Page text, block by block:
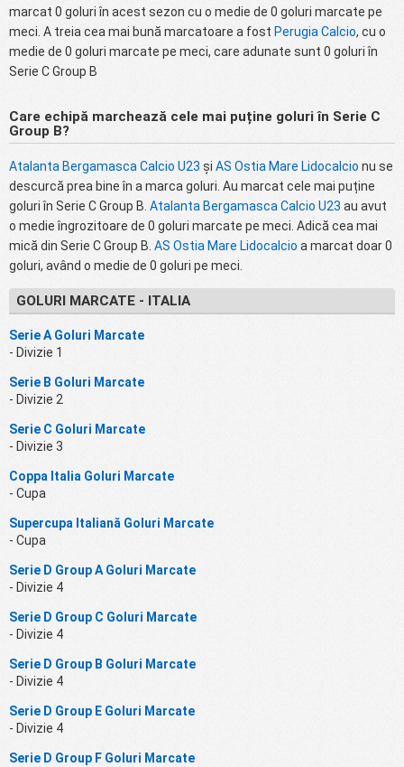
marcat 0 goluri în acest sezon cu o medie de 0 goluri marcate pe
meci. A treia cea mai bună marcatoare a fost Perugia Calcio, cu o
medie de 0 goluri marcate pe meci, care adunate sunt 0 goluri în
Serie C Group B
Care echipă marchează cele mai puține goluri în Serie C
Group B?
Atalanta Bergamasca Calcio U23 și AS Ostia Mare Lidocalcio nu se
descurcă prea bine în a marca goluri. Au marcat cele mai puține
goluri în Serie C Group B. Atalanta Bergamasca Calcio U23 au avut
o medie îngrozitoare de 0 goluri marcate pe meci. Adică cea mai
mică din Serie C Group B. AS Ostia Mare Lidocalcio a marcat doar 0
goluri, având o medie de 0 goluri pe meci.
GOLURI MARCATE - ITALIA
Serie A Goluri Marcate
- Divizie 1
Serie B Goluri Marcate
- Divizie 2
Serie C Goluri Marcate
- Divizie 3
Coppa Italia Goluri Marcate
- Cupa
Supercupa Italiană Goluri Marcate
- Cupa
Serie D Group A Goluri Marcate
- Divizie 4
Serie D Group C Goluri Marcate
- Divizie 4
Serie D Group B Goluri Marcate
- Divizie 4
Serie D Group E Goluri Marcate
- Divizie 4
Serie D Group F Goluri Marcate